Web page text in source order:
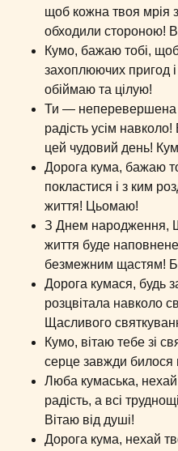
щоб кожна твоя мрія
обходили стороною!
Кумо, бажаю тобі,
захоплюючих пригод
обіймаю та цілую!
Ти — неперевершена
радість усім
цей чудовий день!
Дорога кума, бажаю
покластися і з ким
життя! Цьомаю!
З Днем народження,
життя буде
безмежним щастям!
Дорога кумася, будь
розцвітала навколо
Щасливого
Кумо, вітаю тебе зі
серце завжди билося
Люба кумаська,
радість, а всі
Вітаю від душі!
Дорога кума, нехай